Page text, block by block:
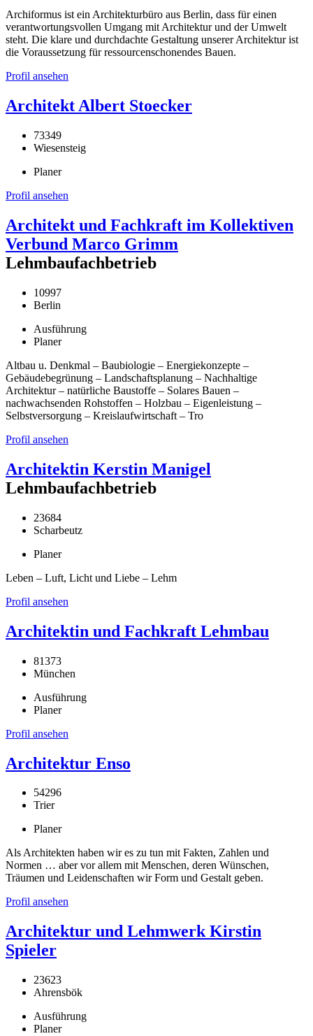
Archiformus ist ein Architekturbüro aus Berlin, dass für einen
verantwortungsvollen Umgang mit Architektur und der Umwelt
steht. Die klare und durchdachte Gestaltung unserer Architektur ist
die Voraussetzung für ressourcenschonendes Bauen.
Profil ansehen
Architekt Albert Stoecker
73349
Wiesensteig
Planer
Profil ansehen
Architekt und Fachkraft im Kollektiven
Verbund Marco Grimm
Lehmbaufachbetrieb
10997
Berlin
Ausführung
Planer
Altbau u. Denkmal – Baubiologie – Energiekonzepte –
Gebäudebegrünung – Landschaftsplanung – Nachhaltige
Architektur – natürliche Baustoffe – Solares Bauen –
nachwachsenden Rohstoffen – Holzbau – Eigenleistung –
Selbstversorgung – Kreislaufwirtschaft – Tro
Profil ansehen
Architektin Kerstin Manigel
Lehmbaufachbetrieb
23684
Scharbeutz
Planer
Leben – Luft, Licht und Liebe – Lehm
Profil ansehen
Architektin und Fachkraft Lehmbau
81373
München
Ausführung
Planer
Profil ansehen
Architektur Enso
54296
Trier
Planer
Als Architekten haben wir es zu tun mit Fakten, Zahlen und
Normen … aber vor allem mit Menschen, deren Wünschen,
Träumen und Leidenschaften wir Form und Gestalt geben.
Profil ansehen
Architektur und Lehmwerk Kirstin
Spieler
23623
Ahrensbök
Ausführung
Planer